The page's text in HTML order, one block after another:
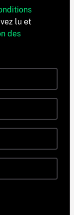
lu et
des